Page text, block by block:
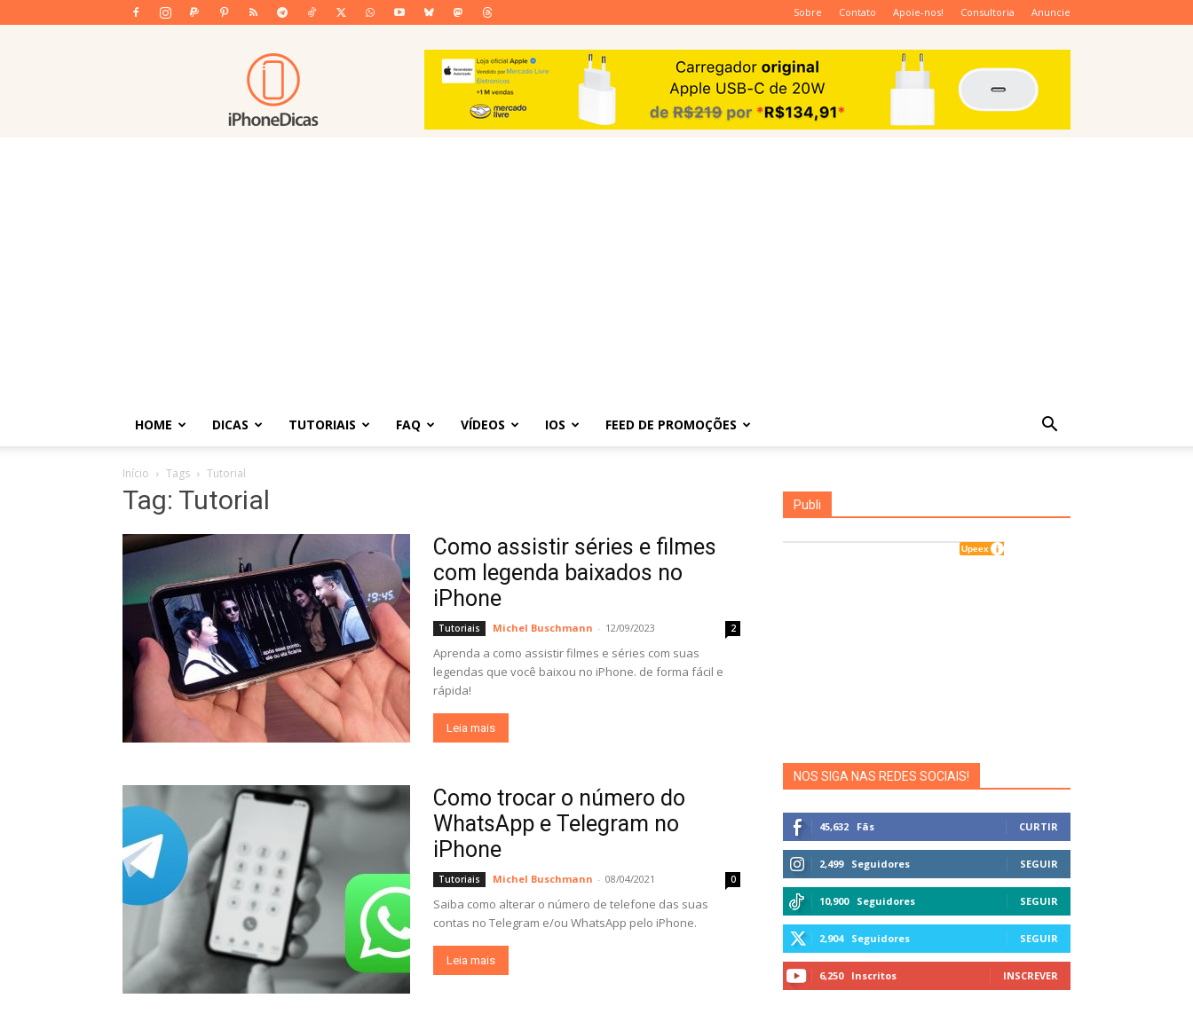
Sobre Contato Apoie-nos! Consultoria Anuncie
iPhoneDicas
HOME DICAS TUTORIAIS FAQ VÍDEOS IOS FEED DE PROMOÇÕES
Início Tags Tutorial
Tag: Tutorial
Como assistir séries e filmes
com legenda baixados no
iPhone
Tutoriais Michel Buschmann - 12/09/2023 2
Aprenda a como assistir filmes e séries com suas
legendas que você baixou no iPhone. de forma fácil e
rápida!
Leia mais
Como trocar o número do
WhatsApp e Telegram no
iPhone
Tutoriais Michel Buschmann - 08/04/2021 0
Saiba como alterar o número de telefone das suas
contas no Telegram e/ou WhatsApp pelo iPhone.
Leia mais
Publi
NOS SIGA NAS REDES SOCIAIS!
45,632 Fãs CURTIR
2,499 Seguidores SEGUIR
10,900 Seguidores SEGUIR
2,904 Seguidores SEGUIR
6,250 Inscritos INSCREVER